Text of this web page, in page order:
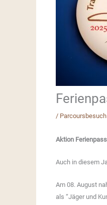
/ Parcoursbesuch
Aktion
Auch in diesem
Am 08. August
als “Jäger und